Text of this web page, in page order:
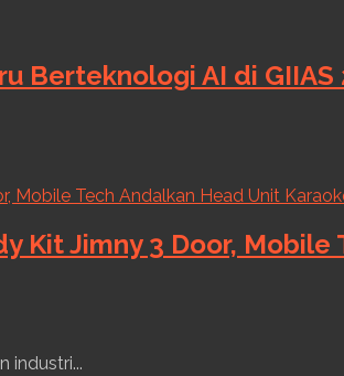
Berteknologi AI di
Kit Jimny 3 Door,
industri...